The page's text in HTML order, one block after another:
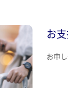
お
お申